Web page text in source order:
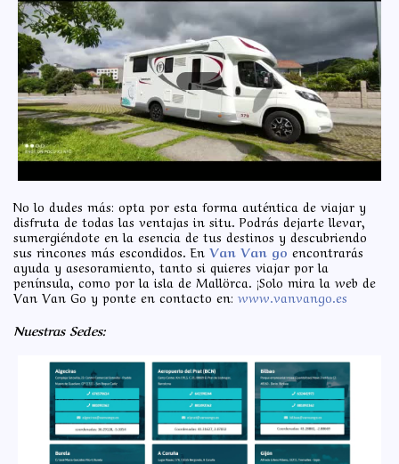
No lo dudes más: opta por esta forma auténtica de viajar y
disfruta de todas las ventajas in situ. Podrás dejarte llevar,
sumergiéndote en la esencia de tus destinos y descubriendo
sus rincones más escondidos. En Van Van go encontrarás
ayuda y asesoramiento, tanto si quieres viajar por la
península, como por la isla de Mallörca. ¡Solo mira la web de
Van Van Go y ponte en contacto en: www.vanvango.es
Nuestras Sedes: